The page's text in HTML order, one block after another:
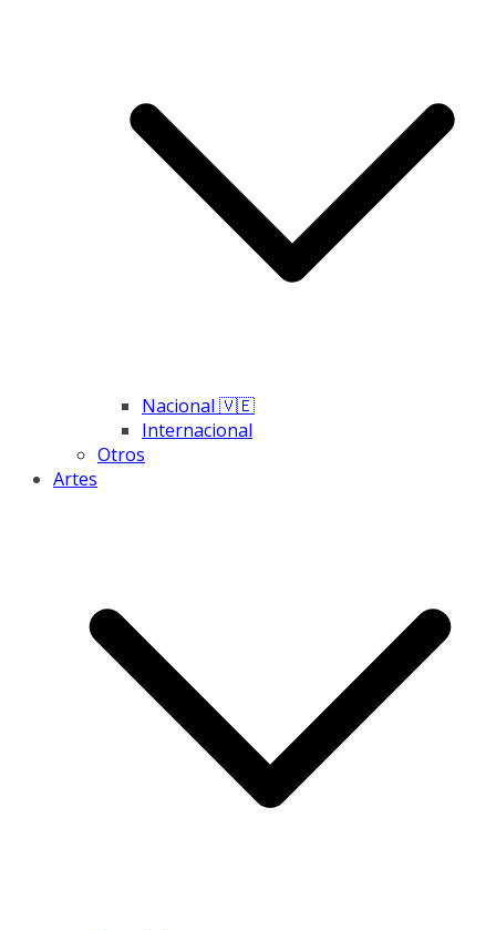
Nacional 🇻🇪
Internacional
Otros
Artes